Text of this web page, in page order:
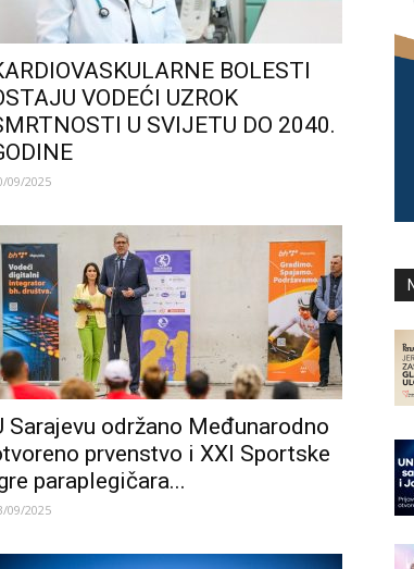
BOLESTI
VODEĆI UZROK
U SVIJETU DO 2040.
09/2025
Sarajevu održano Međunarodno
prvenstvo i XXI Sportske
paraplegičara...
09/2025